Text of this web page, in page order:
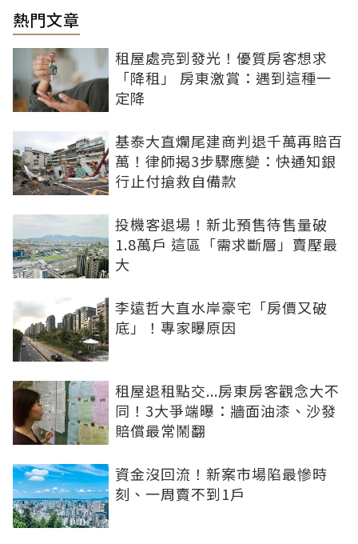
熱門文章
租屋處亮到發光！優質房客想求
「降租」 房東激賞：遇到這種一
定降
基泰大直爛尾建商判退千萬再賠百
萬！律師揭3步驟應變：快通知銀
行止付搶救自備款
投機客退場！新北預售待售量破
1.8萬戶 這區「需求斷層」賣壓最
大
李遠哲大直水岸豪宅「房價又破
底」！專家曝原因
租屋退租點交...房東房客觀念大不
同！3大爭端曝：牆面油漆、沙發
賠償最常鬧翻
資金沒回流！新案市場陷最慘時
刻、一周賣不到1戶